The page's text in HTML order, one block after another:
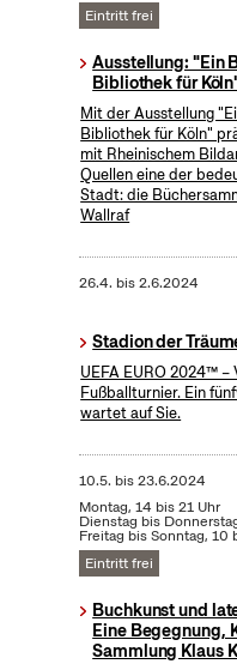
Eintritt frei
Ausstellung: "Ein
Bibliothek für
Mit der Ausstellung
Bibliothek für Köln"
mit Rheinischem
Quellen eine der
Stadt: die
Wallraf
26.4. bis2.6.2024
Stadion der
UEFA EURO 2024™ –
Fußballturnier. Ein
wartet auf Sie.
10.5. bis23.6.2024
Montag, 14 bis 21 Uhr
Dienstag bis
Freitag bis Sonntag, 10
Eintritt frei
Buchkunst und
Eine Begegnung,
Sammlung Klaus